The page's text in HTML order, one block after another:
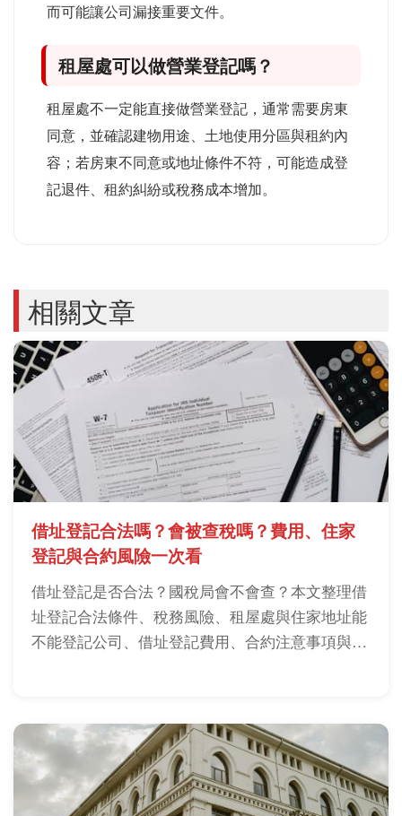
而可能讓公司漏接重要文件。
租屋處可以做營業登記嗎？
租屋處不一定能直接做營業登記，通常需要房東
同意，並確認建物用途、土地使用分區與租約內
容；若房東不同意或地址條件不符，可能造成登
記退件、租約糾紛或稅務成本增加。
相關文章
借址登記合法嗎？會被查稅嗎？費用、住家
登記與合約風險一次看
借址登記是否合法？國稅局會不會查？本文整理借
址登記合法條件、稅務風險、租屋處與住家地址能
不能登記公司、借址登記費用、合約注意事項與小